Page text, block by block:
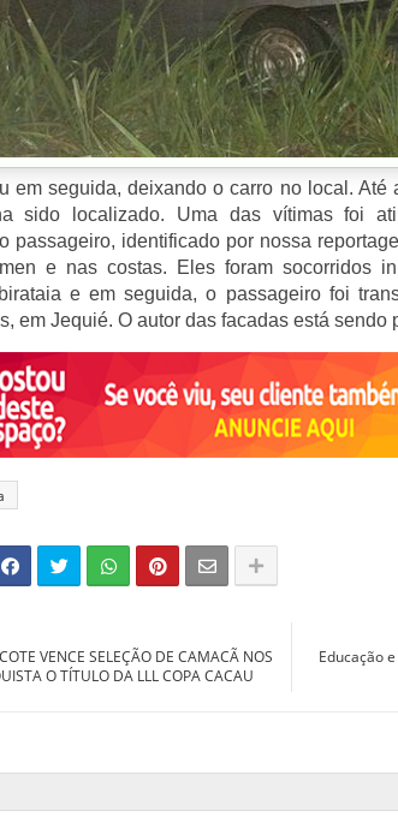
em seguida, deixando o carro no local. Até
sido localizado. Uma das vítimas foi
passageiro, identificado por nossa
e nas costas. Eles foram socorridos
e em seguida, o passageiro foi
em Jequié. O autor das facadas está sendo
Educação
VENCE SELEÇÃO DE CAMACÃ NOS
O TÍTULO DA LLL COPA CACAU